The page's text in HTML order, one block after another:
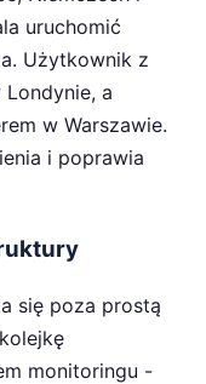
uruchomić
Użytkownik z
Londynie, a
w Warszawie.
i poprawia
się poza prostą
monitoringu -